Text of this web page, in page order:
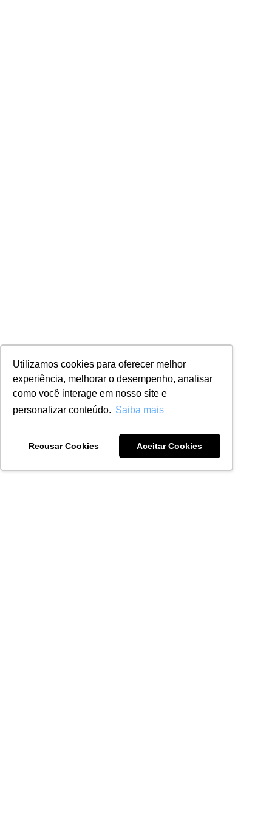
Utilizamos cookies para oferecer melhor
experiência, melhorar o desempenho, analisar
como você interage em nosso site e
personalizar conteúdo. Saiba mais
Recusar Cookies Aceitar Cookies